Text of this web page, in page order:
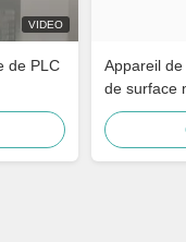
VIDEO
de PLC
Appareil
de surface